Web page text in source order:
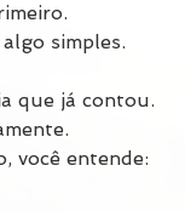
simples.
que já contou.
você entende: